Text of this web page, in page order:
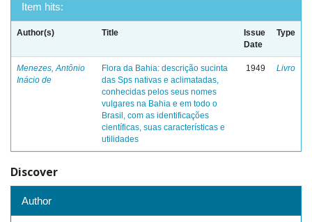
Item hits:
Author(s) Title
Issue
Date
Type
Menezes, Antônio
Inácio de
Flora da Bahia: descrição sucinta
das Sps nativas e aclimatadas,
conhecidas pelos seus nomes
vulgares na Bahia e em todo o
Brasil, com as identificações
científicas, suas características e
utilidades
1949 Livro
Discover
Author